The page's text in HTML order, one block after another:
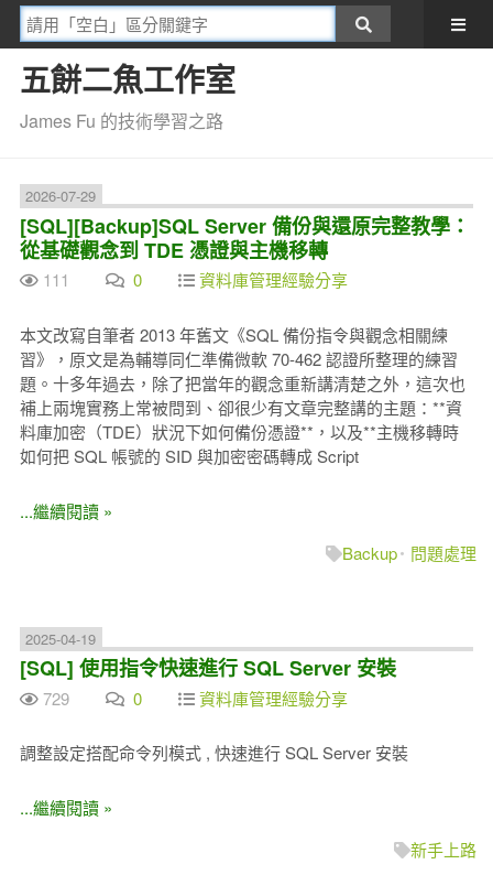
五餅二魚工作室
James Fu 的技術學習之路
2026-07-29
[SQL][Backup]SQL Server 備份與還原完整教學：
從基礎觀念到 TDE 憑證與主機移轉
111 0 資料庫管理經驗分享
本文改寫自筆者 2013 年舊文《SQL 備份指令與觀念相關練
習》，原文是為輔導同仁準備微軟 70-462 認證所整理的練習
題。十多年過去，除了把當年的觀念重新講清楚之外，這次也
補上兩塊實務上常被問到、卻很少有文章完整講的主題：**資
料庫加密（TDE）狀況下如何備份憑證**，以及**主機移轉時
如何把 SQL 帳號的 SID 與加密密碼轉成 Script
...繼續閱讀 »
Backup
問題處理
2025-04-19
[SQL] 使用指令快速進行 SQL Server 安裝
729 0 資料庫管理經驗分享
調整設定搭配命令列模式 , 快速進行 SQL Server 安裝
...繼續閱讀 »
新手上路